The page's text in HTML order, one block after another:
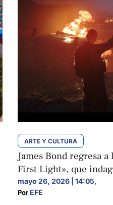
ARTE Y CULTURA
James Bond regresa
First Light», que
mayo 26, 2026 | 14:05,
Por EFE